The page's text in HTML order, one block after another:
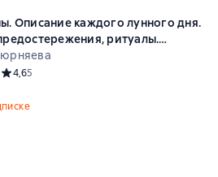
Описание каждого лунного дня.
ритуалы.
до 2050 года
Средний рейтинг 4,6 на основе 5 оценок
4,65